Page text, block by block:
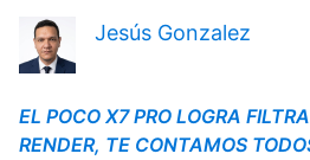
Jesús Gonzalez
EL POCO X7 PRO LOGRA
RENDER, TE CONTAMOS